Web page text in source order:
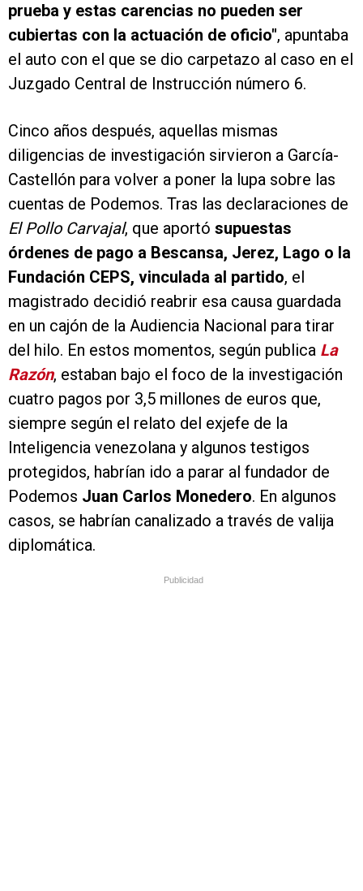
prueba y estas carencias no pueden ser
cubiertas con la actuación de oficio", apuntaba
el auto con el que se dio carpetazo al caso en el
Juzgado Central de Instrucción número 6.
Cinco años después, aquellas mismas
diligencias de investigación sirvieron a García-
Castellón para volver a poner la lupa sobre las
cuentas de Podemos. Tras las declaraciones de
El Pollo Carvajal, que aportó supuestas
órdenes de pago a Bescansa, Jerez, Lago o la
Fundación CEPS, vinculada al partido, el
magistrado decidió reabrir esa causa guardada
en un cajón de la Audiencia Nacional para tirar
del hilo. En estos momentos, según publica La
Razón, estaban bajo el foco de la investigación
cuatro pagos por 3,5 millones de euros que,
siempre según el relato del exjefe de la
Inteligencia venezolana y algunos testigos
protegidos, habrían ido a parar al fundador de
Podemos Juan Carlos Monedero. En algunos
casos, se habrían canalizado a través de valija
diplomática.
Publicidad